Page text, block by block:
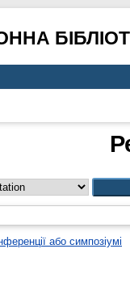
або симпозіумі